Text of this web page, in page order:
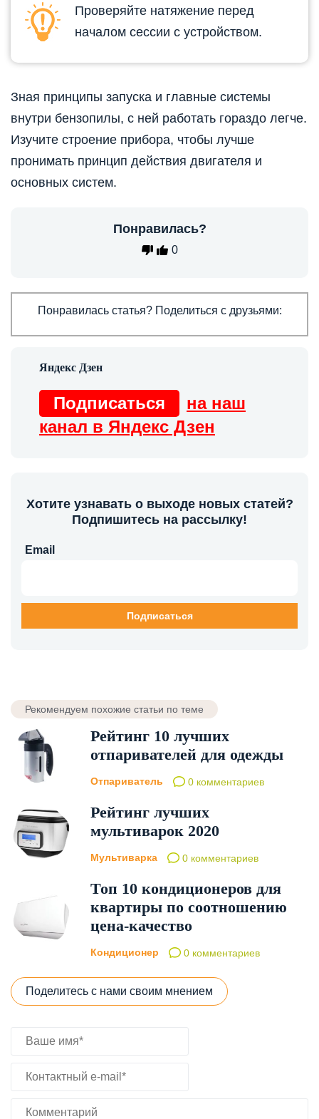
Проверяйте натяжение перед
началом сессии с устройством.
Зная принципы запуска и главные системы
внутри бензопилы, с ней работать гораздо легче.
Изучите строение прибора, чтобы лучше
пронимать принцип действия двигателя и
основных систем.
Понравилась?
0
Понравилась статья? Поделиться с друзьями:
Подписаться
на наш
канал в Яндекс Дзен
Хотите узнавать о выходе новых статей?
Подпишитесь на рассылку!
Email
Рекомендуем похожие статьи по теме
Рейтинг 10 лучших
отпаривателей для одежды
Отпариватель 0 комментариев
Рейтинг лучших
мультиварок 2020
Мультиварка 0 комментариев
Топ 10 кондиционеров для
квартиры по соотношению
цена-качество
Кондиционер 0 комментариев
Поделитесь с нами своим мнением